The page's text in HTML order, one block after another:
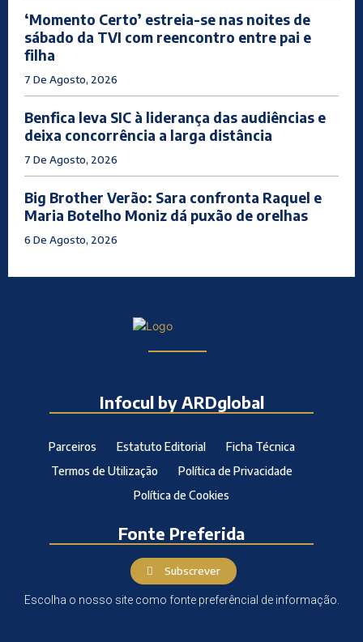
‘Momento Certo’ estreia-se nas noites de
sábado da TVI com reencontro entre pai e
filha
7 De Agosto, 2026
Benfica leva SIC à liderança das audiências e
deixa concorrência a larga distância
7 De Agosto, 2026
Big Brother Verão: Sara confronta Raquel e
Maria Botelho Moniz dá puxão de orelhas
6 De Agosto, 2026
Infocul by ARDglobal
Parceiros Estatuto Editorial
Ficha Técnica
Termos de Utilização
Política de Privacidade
Política de Cookies
Fonte Preferida
Subscrever
Escolha o nosso site como fonte preferêncial de informação.